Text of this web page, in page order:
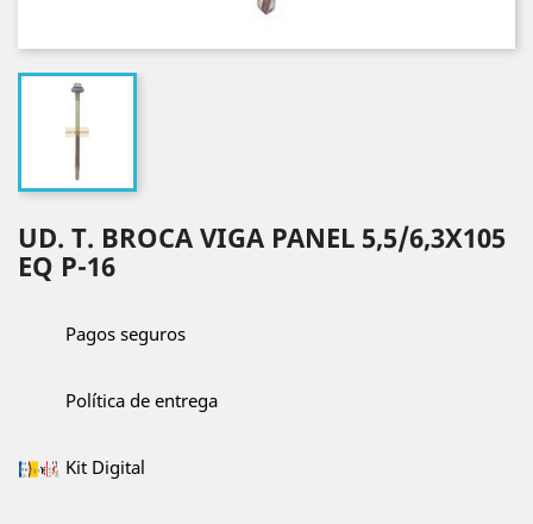
UD. T. BROCA VIGA PANEL 5,5/6,3X105
EQ P-16
Pagos seguros
Política de entrega
Kit Digital